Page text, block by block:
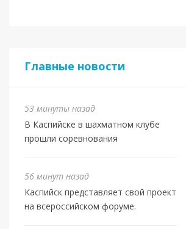
Главные новости
53 минуты назад
В Каспийске в шахматном клубе
прошли соревнования
56 минут назад
Каспийск представляет свой проект
на всероссийском форуме.